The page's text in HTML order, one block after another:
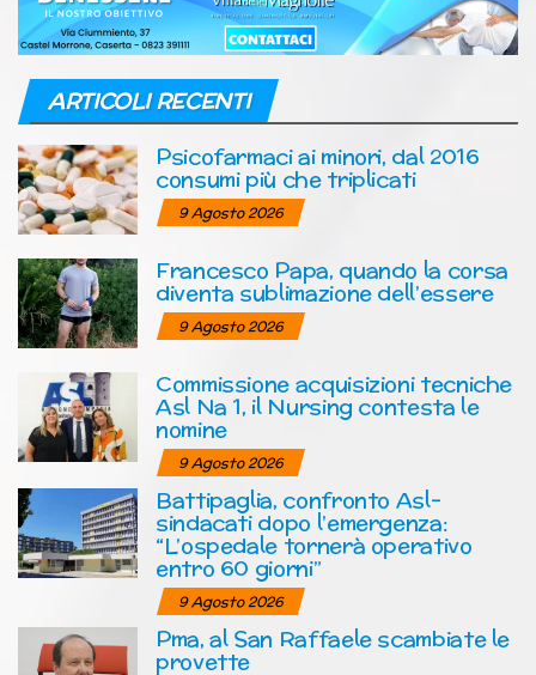
ARTICOLI RECENTI
Psicofarmaci ai minori, dal 2016
consumi più che triplicati
9 Agosto 2026
Francesco Papa, quando la corsa
diventa sublimazione dell’essere
9 Agosto 2026
Commissione acquisizioni tecniche
Asl Na 1, il Nursing contesta le
nomine
9 Agosto 2026
Battipaglia, confronto Asl-
sindacati dopo l’emergenza:
“L’ospedale tornerà operativo
entro 60 giorni”
9 Agosto 2026
Pma, al San Raffaele scambiate le
provette